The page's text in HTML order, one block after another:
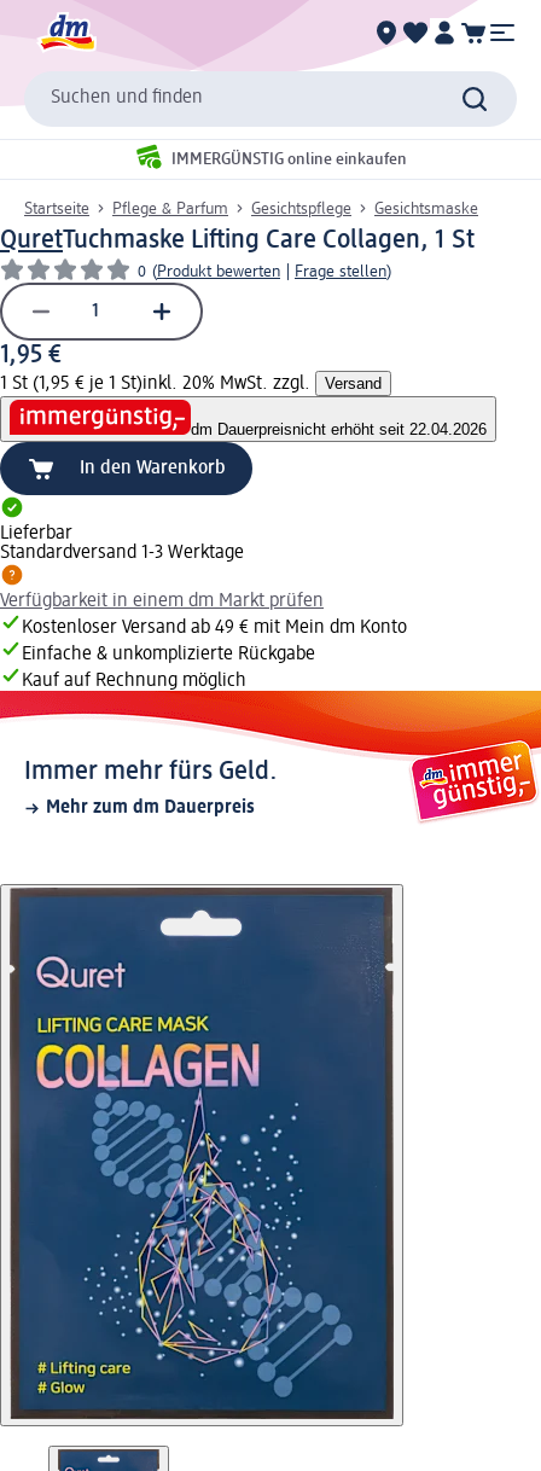
Suchen und finden
IMMERGÜNSTIG online einkaufen
Startseite Pflege & Parfum Gesichtspflege Gesichtsmaske
QuretTuchmaske Lifting Care Collagen, 1 St
0 (Produkt bewerten Frage stellen)
1,95 €
1 St (1,95 € je 1 St)inkl. 20% MwSt. zzgl. Versand
dm Dauerpreisnicht erhöht seit 22.04.2026
In den Warenkorb
Lieferbar
Standardversand 1-3 Werktage
Verfügbarkeit in einem dm Markt prüfen
Kostenloser Versand ab 49 € mit Mein dm Konto
Einfache & unkomplizierte Rückgabe
Kauf auf Rechnung möglich
Immer mehr fürs Geld.
Mehr zum dm Dauerpreis